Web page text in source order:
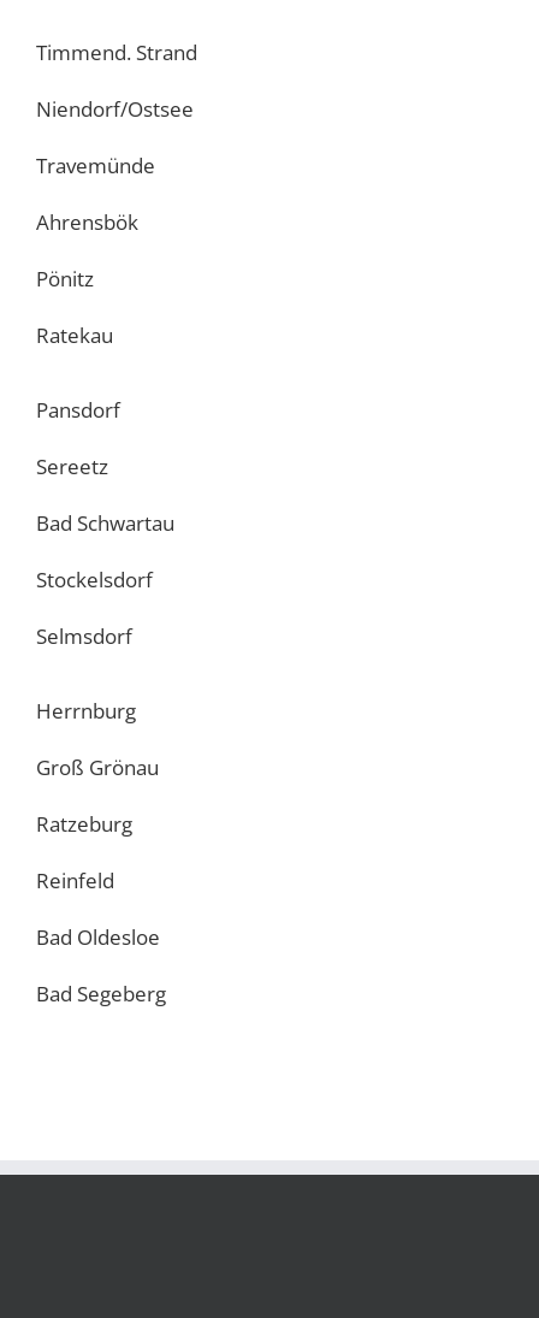
Timmend. Strand
Niendorf/Ostsee
Travemünde
Ahrensbök
Pönitz
Ratekau
Pansdorf
Sereetz
Bad Schwartau
Stockelsdorf
Selmsdorf
Herrnburg
Groß Grönau
Ratzeburg
Reinfeld
Bad Oldesloe
Bad Segeberg